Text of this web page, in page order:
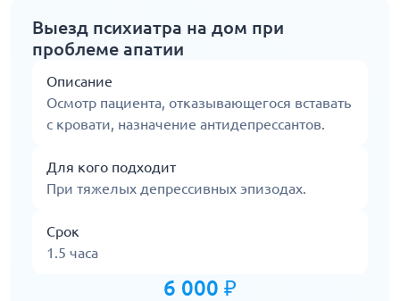
Выезд психиатра на дом при
проблеме апатии
Описание
Осмотр пациента, отказывающегося вставать
с кровати, назначение антидепрессантов.
Для кого подходит
При тяжелых депрессивных эпизодах.
Срок
1.5 часа
6 000 ₽